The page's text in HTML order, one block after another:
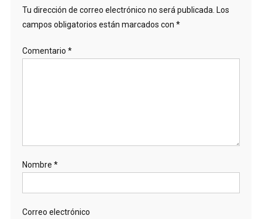
Tu dirección de correo electrónico no será publicada. Los
campos obligatorios están marcados con *
Comentario *
Nombre *
Correo electrónico